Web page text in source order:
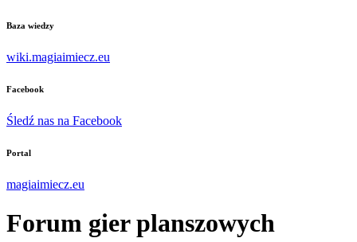
Baza wiedzy
wiki.magiaimiecz.eu
Facebook
Śledź nas na Facebook
Portal
magiaimiecz.eu
Forum gier planszowych